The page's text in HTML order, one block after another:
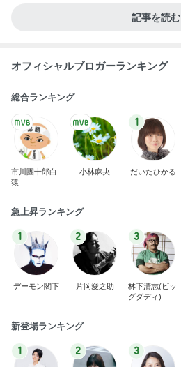
記事を読む
オフィシャルブロガーランキング
総合ランキング
市川團十郎白
猿
小林麻央
1
だいたひかる
急上昇ランキング
1
デーモン閣下
2
片岡愛之助
3
林下清志(ビッ
グダディ)
新登場ランキング
1 2 3